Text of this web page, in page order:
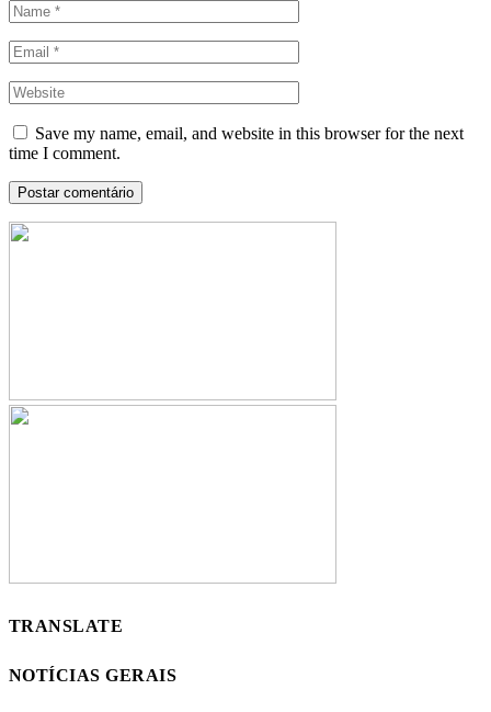
Save my name, email, and website in this browser for the next
time I comment.
TRANSLATE
NOTÍCIAS GERAIS